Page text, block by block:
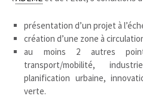
présentation d’un projet à
création d’une zone à
au moins 2 autres
transport/mobilité,
planification urbaine,
verte.